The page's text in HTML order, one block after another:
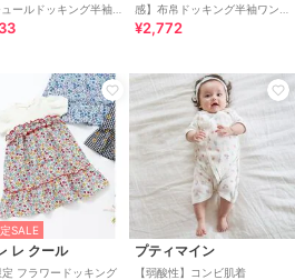
ールドッキング半袖T
感】布帛ドッキング半袖ワン
ピース
¥2,772
SALE
レ クール
定 フラワードッキング
プティマイン
【弱酸性】コンビ肌着